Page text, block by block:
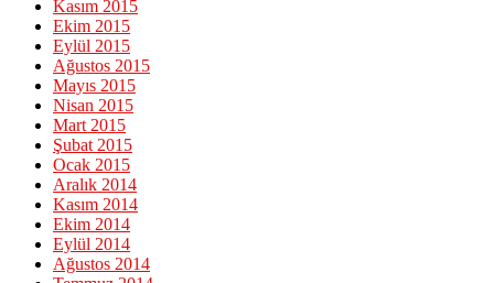
Kasım 2015
Ekim 2015
Eylül 2015
Ağustos 2015
Mayıs 2015
Nisan 2015
Mart 2015
Şubat 2015
Ocak 2015
Aralık 2014
Kasım 2014
Ekim 2014
Eylül 2014
Ağustos 2014